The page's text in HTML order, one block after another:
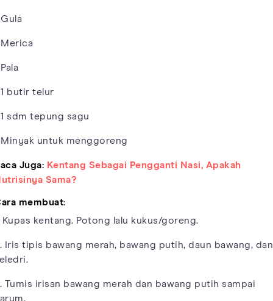
butir telur
sdm tepung sagu
untuk menggoreng
Juga: Kentang Sebagai Pengganti Nasi, Apakah
Sama?
membuat:
Kupas kentang. Potong lalu kukus/goreng.
Iris tipis bawang merah, bawang putih, daun bawang, dan
Tumis irisan bawang merah dan bawang putih sampai